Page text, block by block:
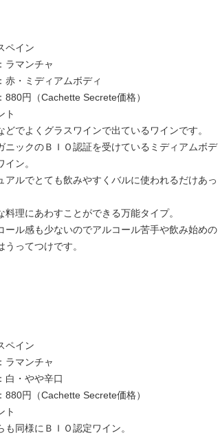
ペイン
ラマンチャ
赤・ミディアムボディ
880円（Cachette Secrete価格）
ト
どでよくグラスワインで出ているワインです。
ニックのＢＩＯ認証を受けているミディアムボデ
イン。
アルでとても飲みやすくバルに使われるだけあっ
料理にあわすことができる万能タイプ。
ール感も少ないのでアルコール苦手や飲み始めの
うってつけです。
ペイン
ラマンチャ
白・やや辛口
880円（Cachette Secrete価格）
ト
も同様にＢＩＯ認定ワイン。